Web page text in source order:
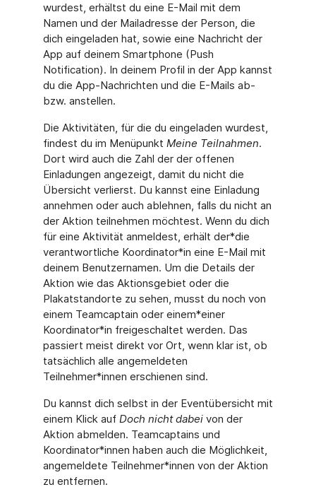
wurdest, erhältst du eine E-Mail mit dem
Namen und der Mailadresse der Person, die
dich eingeladen hat, sowie eine Nachricht der
App auf deinem Smartphone (Push
Notification). In deinem Profil in der App kannst
du die App-Nachrichten und die E-Mails ab-
bzw. anstellen.
Die Aktivitäten, für die du eingeladen wurdest,
findest du im Menüpunkt Meine Teilnahmen.
Dort wird auch die Zahl der der offenen
Einladungen angezeigt, damit du nicht die
Übersicht verlierst. Du kannst eine Einladung
annehmen oder auch ablehnen, falls du nicht an
der Aktion teilnehmen möchtest. Wenn du dich
für eine Aktivität anmeldest, erhält der*die
verantwortliche Koordinator*in eine E-Mail mit
deinem Benutzernamen. Um die Details der
Aktion wie das Aktionsgebiet oder die
Plakatstandorte zu sehen, musst du noch von
einem Teamcaptain oder einem*einer
Koordinator*in freigeschaltet werden. Das
passiert meist direkt vor Ort, wenn klar ist, ob
tatsächlich alle angemeldeten
Teilnehmer*innen erschienen sind.
Du kannst dich selbst in der Eventübersicht mit
einem Klick auf Doch nicht dabeivon der
Aktion abmelden. Teamcaptains und
Koordinator*innen haben auch die Möglichkeit,
angemeldete Teilnehmer*innen von der Aktion
zu entfernen.